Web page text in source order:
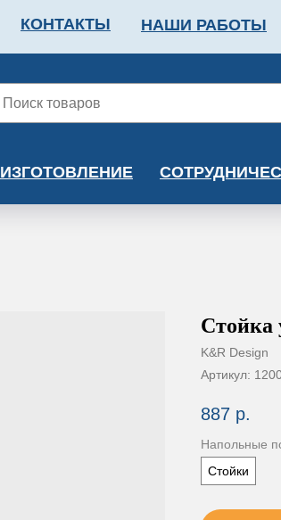
КОНТАКТЫ НАШИ РАБОТЫ
ИЗГОТОВЛЕНИЕ
Стойка
K&R Design
Артикул:
887 р.
Напольные
Стойки